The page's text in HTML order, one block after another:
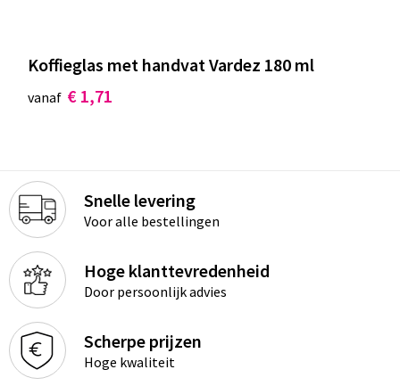
Koffieglas met handvat Vardez 180 ml
vanaf € 1,71
Snelle levering
Voor alle bestellingen
Hoge klanttevredenheid
Door persoonlijk advies
Scherpe prijzen
Hoge kwaliteit